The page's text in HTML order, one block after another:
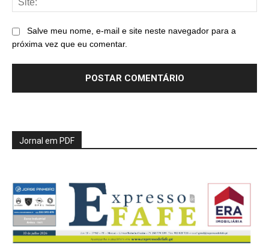
Salve meu nome, e-mail e site neste navegador para a
próxima vez que eu comentar.
Jornal em PDF